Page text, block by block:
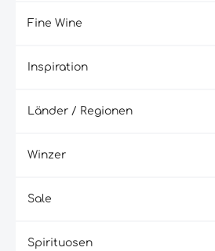
Fine Wine
Inspiration
Länder / Regionen
Winzer
Sale
Spirituosen